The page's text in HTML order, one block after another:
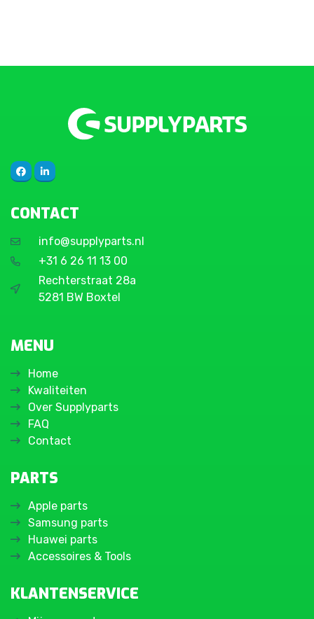
CONTACT
info@supplyparts.nl
+31 6 26 11 13 00
Rechterstraat 28a
5281 BW Boxtel
MENU
Home
Kwaliteiten
Over Supplyparts
FAQ
Contact
PARTS
Apple parts
Samsung parts
Huawei parts
Accessoires & Tools
KLANTENSERVICE